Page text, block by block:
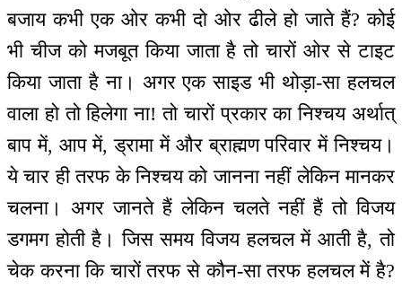
बजाय कभी एक ओर कभी दो ओर ढीले हो जाते हैं? कोई
भी चीज को मजबूत किया जाता है तो चारों ओर से टाइट
किया जाता है ना। अगर एक साइड भी थोड़ा-सा हलचल
वाला हो तो हिलेगा ना! तो चारों प्रकार का निश्चय अर्थात्
बाप में, आप में, ड्रामा में और ब्राह्मण परिवार में निश्चय।
ये चार ही तरफ के निश्चय को जानना नहीं लेकिन मानकर
चलना। अगर जानते हैं लेकिन चलते नहीं हैं तो विजय
डगमग होती है। जिस समय विजय हलचल में आती है, तो
चेक करना कि चारों तरफ से कौन-सा तरफ हलचल में है?